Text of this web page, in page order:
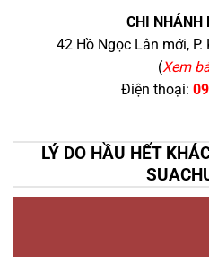
CHI NHÁNH
42 Hồ Ngọc Lân mới, P.
(Xem
Điện thoại:
LÝ DO HẦU HẾT